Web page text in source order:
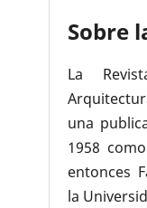
Sobre
La
una
1958
entonces
la